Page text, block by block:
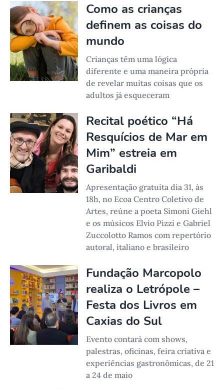
Como as crianças
definem as coisas do
mundo
Crianças têm uma lógica
diferente e uma maneira própria
de revelar muitas coisas que os
adultos já esqueceram
Recital poético “Há
Resquícios de Mar em
Mim” estreia em
Garibaldi
Apresentação gratuita dia 31, às
18h, no Ecoa Centro Coletivo de
Artes, reúne a poeta Simoni Giehl
e os músicos Elvio Pizzi e Gabriel
Zuccolotto Ramos com repertório
autoral, italiano e brasileiro
Fundação Marcopolo
realiza o Letrópole –
Festa dos Livros em
Caxias do Sul
Evento contará com shows,
palestras, oficinas, feira criativa e
experiências gastronômicas, de 21
a 24 de maio